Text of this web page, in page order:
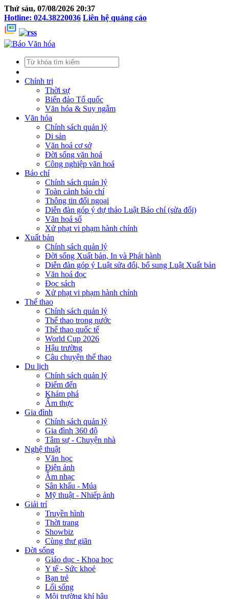
Thứ sáu, 07/08/2026 20:37
Hotline: 024.38220036 Liên hệ quảng cáo
Chính trị
Thời sự
Biển đảo Tổ quốc
Văn hóa & Suy ngẫm
Văn hóa
Chính sách quản lý
Di sản
Văn hoá cơ sở
Đời sống văn hoá
Công nghiệp văn hoá
Báo chí
Chính sách quản lý
Toàn cảnh báo chí
Thông tin đối ngoại
Diễn đàn góp ý dự thảo Luật Báo chí (sửa đổi)
Văn hoá số
Xử phạt vi phạm hành chính
Xuất bản
Chính sách quản lý
Đời sống Xuất bản, In và Phát hành
Diễn đàn góp ý Luật sửa đổi, bổ sung Luật Xuất bản
Văn hoá đọc
Đọc sách
Xử phạt vi phạm hành chính
Thể thao
Chính sách quản lý
Thể thao trong nước
Thể thao quốc tế
World Cup 2026
Hậu trường
Câu chuyện thể thao
Du lịch
Chính sách quản lý
Điểm đến
Khám phá
Ẩm thực
Gia đình
Chính sách quản lý
Gia đình 360 độ
Tâm sự - Chuyện nhà
Nghệ thuật
Văn học
Điện ảnh
Âm nhạc
Sân khấu - Múa
Mỹ thuật - Nhiếp ảnh
Giải trí
Truyền hình
Thời trang
Showbiz
Cùng thư giãn
Đời sống
Giáo dục - Khoa học
Y tế - Sức khoẻ
Bạn trẻ
Lối sống
Môi trường khí hậu